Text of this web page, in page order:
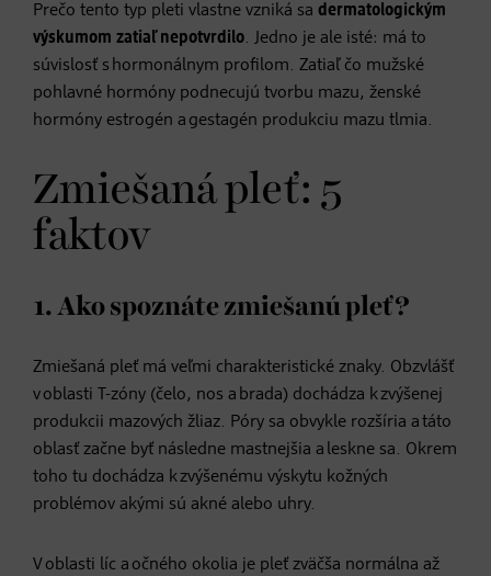
Prečo tento typ pleti vlastne vzniká sa dermatologickým
výskumom zatiaľ nepotvrdilo. Jedno je ale isté: má to
súvislosť s hormonálnym profilom. Zatiaľ čo mužské
pohlavné hormóny podnecujú tvorbu mazu, ženské
hormóny estrogén a gestagén produkciu mazu tlmia.
Zmiešaná pleť: 5
faktov
1. Ako spoznáte zmiešanú pleť?
Zmiešaná pleť má veľmi charakteristické znaky. Obzvlášť
v oblasti T-zóny (čelo, nos a brada) dochádza k zvýšenej
produkcii mazových žliaz. Póry sa obvykle rozšíria a táto
oblasť začne byť následne mastnejšia a leskne sa. Okrem
toho tu dochádza k zvýšenému výskytu kožných
problémov akými sú akné alebo uhry.
V oblasti líc a očného okolia je pleť zväčša normálna až